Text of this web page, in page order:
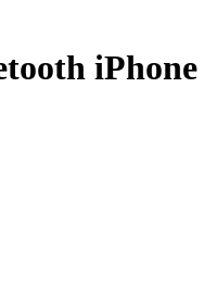
iPhone